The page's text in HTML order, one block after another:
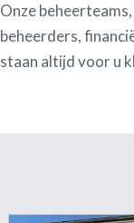
Onze
beheerders,
staan altijd voor u